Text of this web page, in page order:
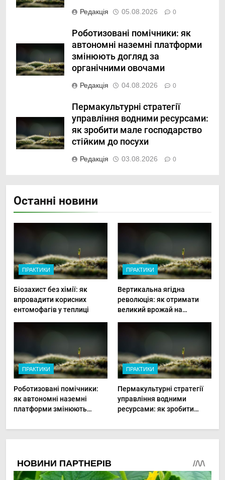
Редакція 05.08.2026 0
Роботизовані помічники: як
автономні наземні платформи
змінюють догляд за
органічними овочами
Редакція 04.08.2026 0
Пермакультурні стратегії
управління водними ресурсами:
як зробити мале господарство
стійким до посухи
Редакція 03.08.2026 0
Останні новини
ПРАКТИКИ
Біозахист без хімії: як
впровадити корисних
ентомофагів у теплиці
ПРАКТИКИ
Вертикальна ягідна
революція: як отримати
великий врожай на
ПРАКТИКИ
Роботизовані помічники:
як автономні наземні
платформи змінюють
овочами
ПРАКТИКИ
Пермакультурні стратегії
управління водними
ресурсами: як зробити
до посухи